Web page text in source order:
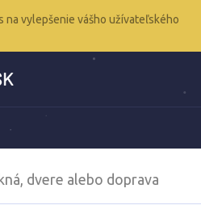
na vylepšenie vášho užívateľského